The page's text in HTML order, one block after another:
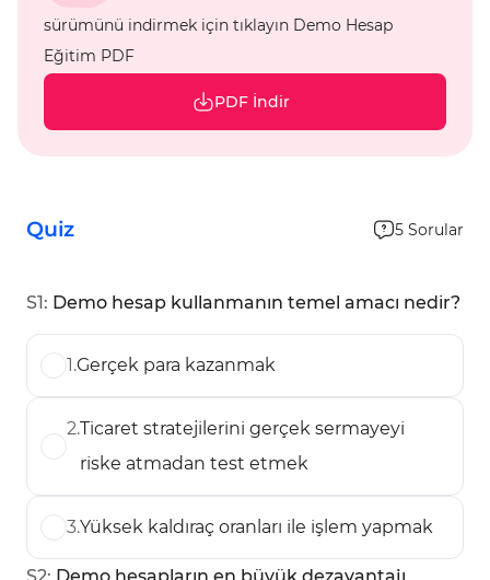
sürümünü indirmek için tıklayın Demo Hesap
Eğitim PDF
PDF İndir
Quiz 5 Sorular
S1: Demo hesap kullanmanın temel amacı nedir?
1.Gerçek para kazanmak
2.Ticaret stratejilerini gerçek sermayeyi
riske atmadan test etmek
3.Yüksek kaldıraç oranları ile işlem yapmak